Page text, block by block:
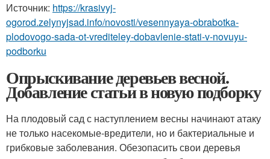
Источник: https://krasivyj-
ogorod.zelynyjsad.info/novosti/vesennyaya-obrabotka-
plodovogo-sada-ot-vrediteley-dobavlenie-stati-v-novuyu-
podborku
Опрыскивание деревьев весной.
Добавление статьи в новую подборку
На плодовый сад с наступлением весны начинают атаку
не только насекомые-вредители, но и бактериальные и
грибковые заболевания. Обезопасить свои деревья